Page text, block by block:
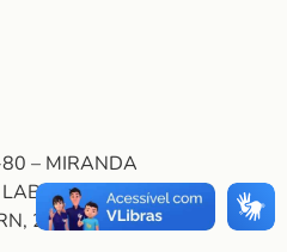
– MIRANDA
LGGP.
23 de junho